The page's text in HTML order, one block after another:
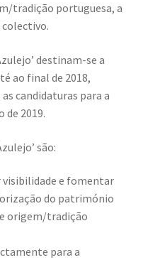
tradição portuguesa, a
destinam-se a
ao final de 2018,
candidaturas para a
de 2019.
são:
visibilidade e fomentar
do património
origem/tradição
para a